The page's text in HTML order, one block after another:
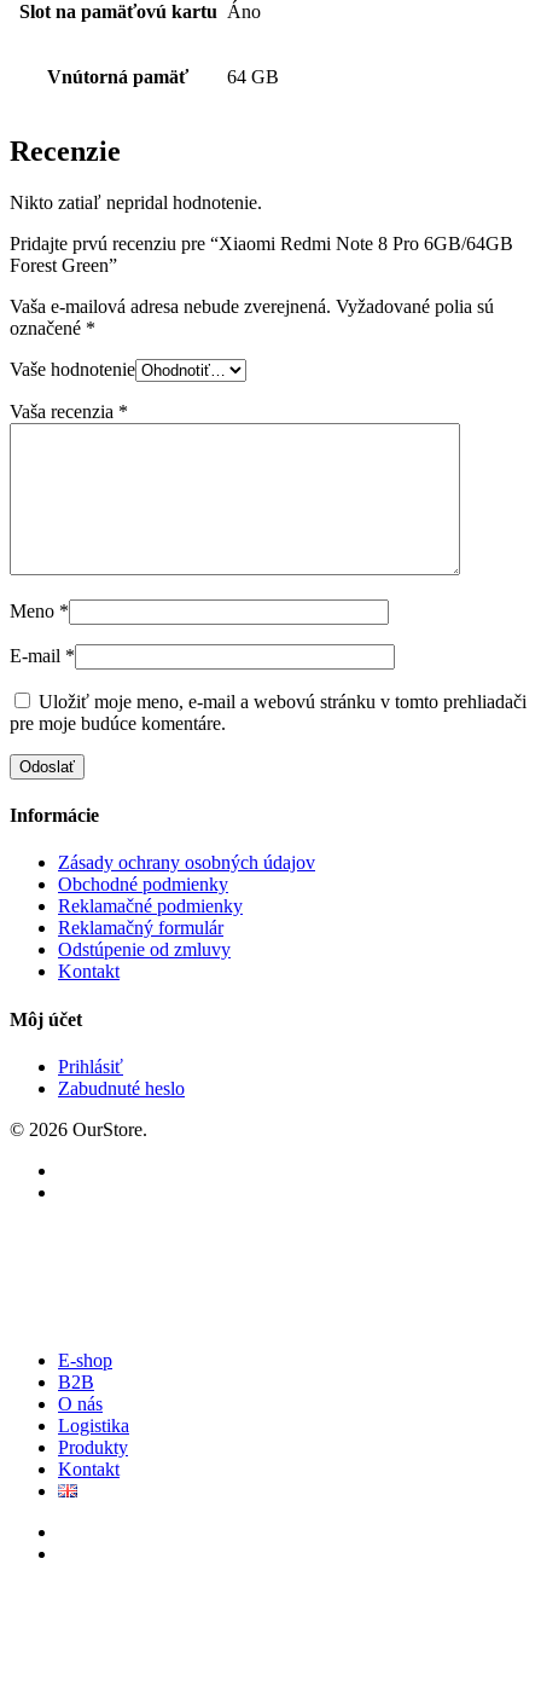
Slot na pamäťovú kartu Áno
Vnútorná pamäť 64 GB
Recenzie
Nikto zatiaľ nepridal hodnotenie.
Pridajte prvú recenziu pre “Xiaomi Redmi Note 8 Pro 6GB/64GB
Forest Green”
Vaša e-mailová adresa nebude zverejnená. Vyžadované polia sú
označené *
Vaše hodnotenie
Vaša recenzia *
Meno *
E-mail *
Uložiť moje meno, e-mail a webovú stránku v tomto prehliadači
pre moje budúce komentáre.
Informácie
Zásady ochrany osobných údajov
Obchodné podmienky
Reklamačné podmienky
Reklamačný formulár
Odstúpenie od zmluvy
Kontakt
Môj účet
Prihlásiť
Zabudnuté heslo
© 2026 OurStore.
E-shop
B2B
O nás
Logistika
Produkty
Kontakt